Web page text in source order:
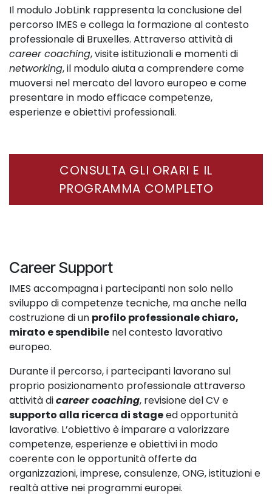
Il modulo JobLink rappresenta la conclusione del
percorso IMES e collega la formazione al contesto
professionale di Bruxelles. Attraverso attività di
career coaching, visite istituzionali e momenti di
networking, il modulo aiuta a comprendere come
muoversi nel mercato del lavoro europeo e come
presentare in modo efficace competenze,
esperienze e obiettivi professionali.
CONSULTA GLI ORARI E IL
PROGRAMMA COMPLETO
Career Support
IMES accompagna i partecipanti non solo nello
sviluppo di competenze tecniche, ma anche nella
costruzione di un profilo professionale chiaro,
mirato e spendibile nel contesto lavorativo
europeo.
Durante il percorso, i partecipanti lavorano sul
proprio posizionamento professionale attraverso
attività dicareer coaching, revisione del CV e
supporto alla ricerca di stageed opportunità
lavorative. L’obiettivo è imparare a valorizzare
competenze, esperienze e obiettivi in modo
coerente con le opportunità offerte da
organizzazioni, imprese, consulenze, ONG, istituzioni e
realtà attive nei programmi europei.